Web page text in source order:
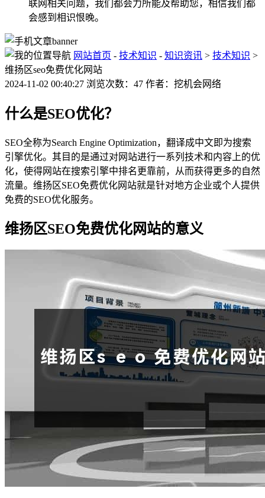
联网相关问题，我们都会力所能及帮助您，相信我们都
会感到相识恨晚。
网站首页 - 技术知识 - 知识资讯 > 技术知识 >
维扬区seo免费优化网站
2024-11-02 00:40:27 浏览次数：47 作者：挖机会网络
什么是SEO优化？
SEO全称为Search Engine Optimization，翻译成中文即为搜索
引擎优化。其目的是通过对网站进行一系列技术和内容上的优
化，使得网站在搜索引擎中排名更靠前，从而获得更多的自然
流量。维扬区SEO免费优化网站就是针对地方企业或个人提供
免费的SEO优化服务。
维扬区SEO免费优化网站的意义